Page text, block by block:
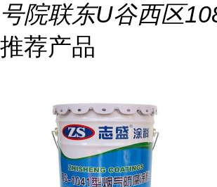
号院联东U谷西区
推荐产品